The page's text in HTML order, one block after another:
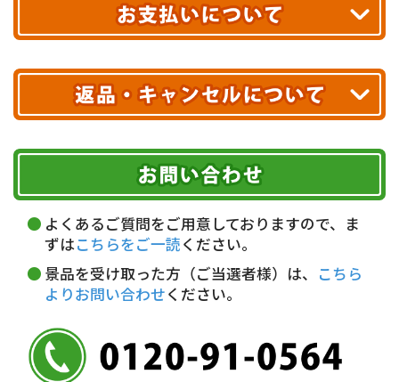
※ 配送業者による配送遅延が生じる可能性がございます。
※ 沖縄・離島はお届けできません。
送料無料!
10,000円未満 全国一律1,100円(税込)
配送業者
ヤマト運輸
お届け可能時間帯
午前中 14～16時
16～18時
18～20時
19～21時 指定なし
クレジットカード
代金引換(現金のみ)
5,000円未満…330円(税込)
銀行振込(前払い)
普通 7263489
＜口座名＞ カ）ディースタイル
期限を含むルール（条件）や、お客様にご負担い
ただく費用がございます。
詳しくはこちら▶
よくあるご質問をご用意しておりますので、ま
ずはこちらをご一読ください。
景品を受け取った方（ご当選者様）は、 こちら
よりお問い合わせください。